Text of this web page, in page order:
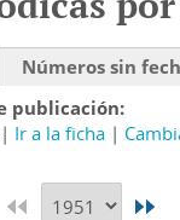
Números sin
publicación
Ir a la ficha